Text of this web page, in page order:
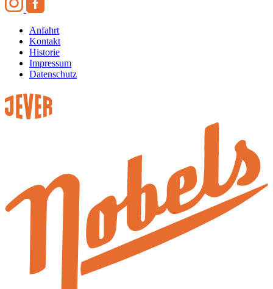
Anfahrt
Kontakt
Historie
Impressum
Datenschutz